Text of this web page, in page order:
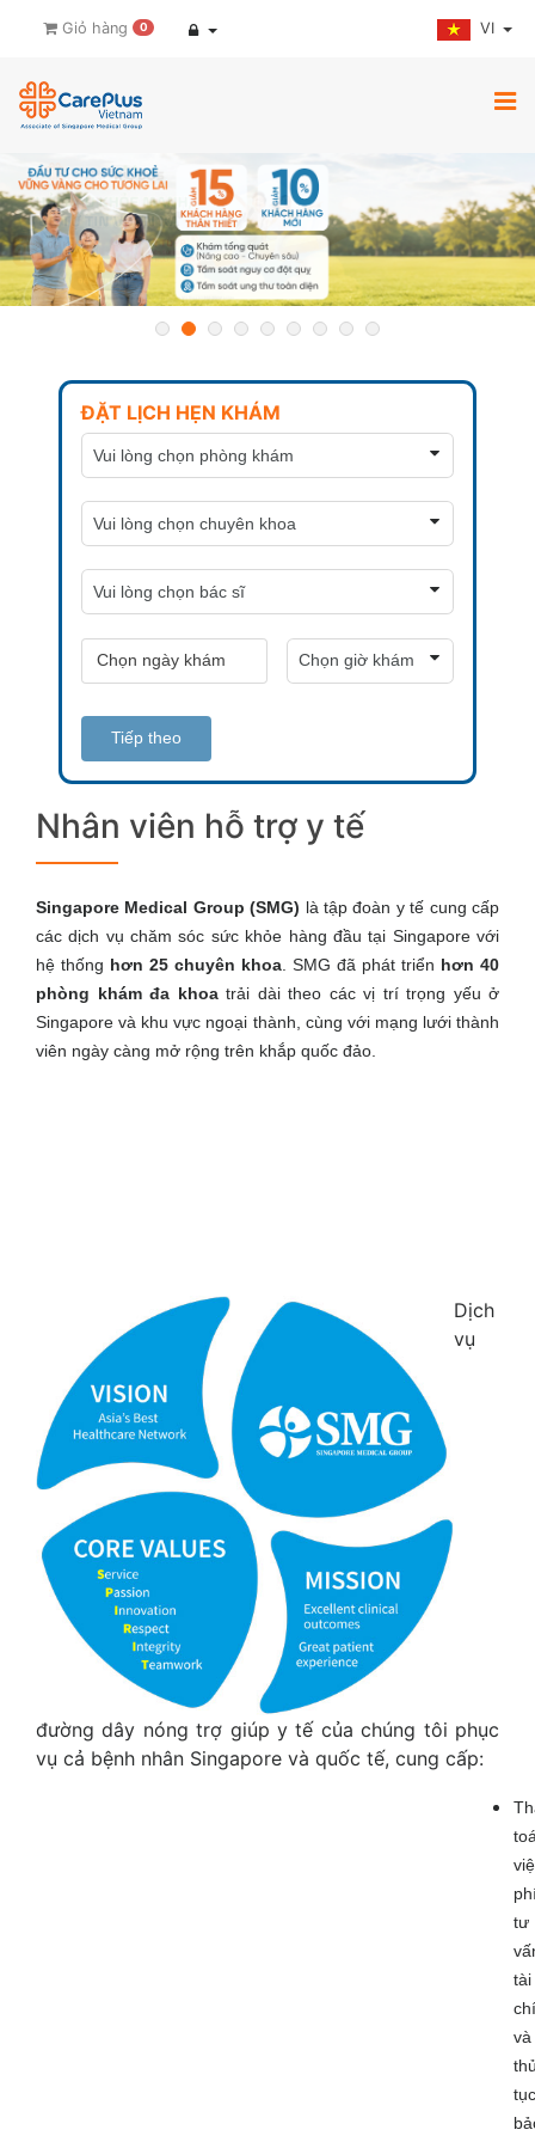
Giỏ hàng 0 VI
ĐẶT LỊCH HẸN KHÁM
Tiếp theo
Nhân viên hỗ trợ y tế
Singapore Medical Group (SMG) là tập đoàn y tế cung cấp
các dịch vụ chăm sóc sức khỏe hàng đầu tại Singapore với
hệ thống hơn 25 chuyên khoa . SMG đã phát triển hơn 40
phòng khám đa khoatrải dài theo các vị trí trọng yếu ở
Singapore và khu vực ngoại thành, cùng với mạng lưới thành
viên ngày càng mở rộng trên khắp quốc đảo.
Dịch
vụ
đường dây nóng trợ giúp y tế của chúng tôi phục
vụ cả bệnh nhân Singapore và quốc tế, cung cấp:
tư
tài
và
tục